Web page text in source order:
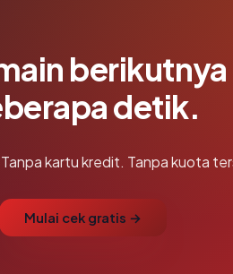
detik.
kartu kredit. Tanpa kuota
Mulai cek gratis →